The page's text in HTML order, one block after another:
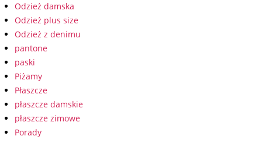
Odzież damska
Odzież plus size
Odzież z denimu
pantone
paski
Piżamy
Płaszcze
płaszcze damskie
płaszcze zimowe
Porady